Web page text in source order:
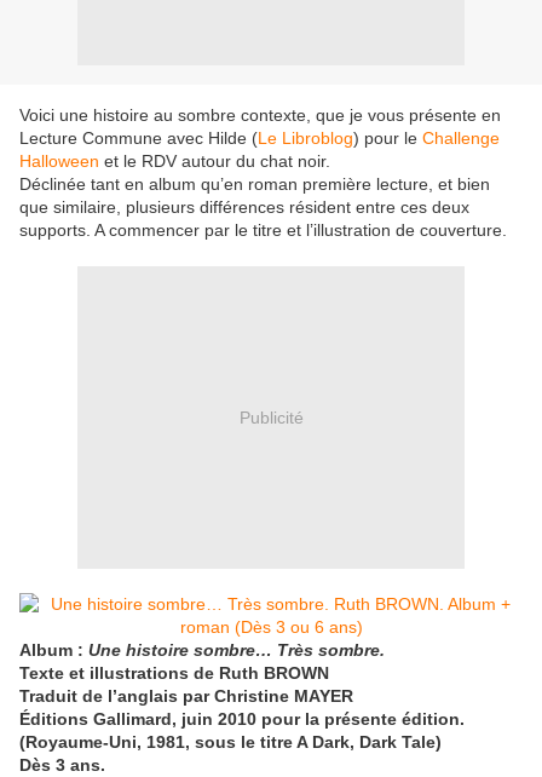
Voici une histoire au sombre contexte, que je vous présente en
Lecture Commune avec Hilde (Le Libroblog) pour le Challenge
Halloween et le RDV autour du chat noir.
Déclinée tant en album qu’en roman première lecture, et bien
que similaire, plusieurs différences résident entre ces deux
supports. A commencer par le titre et l’illustration de couverture.
Publicité
Album : Une histoire sombre… Très sombre.
Texte et illustrations de Ruth BROWN
Traduit de l’anglais par Christine MAYER
Éditions Gallimard, juin 2010 pour la présente édition.
(Royaume-Uni, 1981, sous le titre A Dark, Dark Tale)
Dès 3 ans.